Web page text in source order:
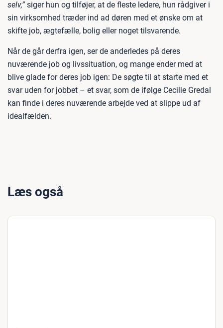
selv,” siger hun og tilføjer, at de fleste ledere, hun rådgiver i
sin virksomhed træder ind ad døren med et ønske om at
skifte job, ægtefælle, bolig eller noget tilsvarende.
Når de går derfra igen, ser de anderledes på deres
nuværende job og livssituation, og mange ender med at
blive glade for deres job igen: De søgte til at starte med et
svar uden for jobbet – et svar, som de ifølge Cecilie Gredal
kan finde i deres nuværende arbejde ved at slippe ud af
idealfælden.
Læs også